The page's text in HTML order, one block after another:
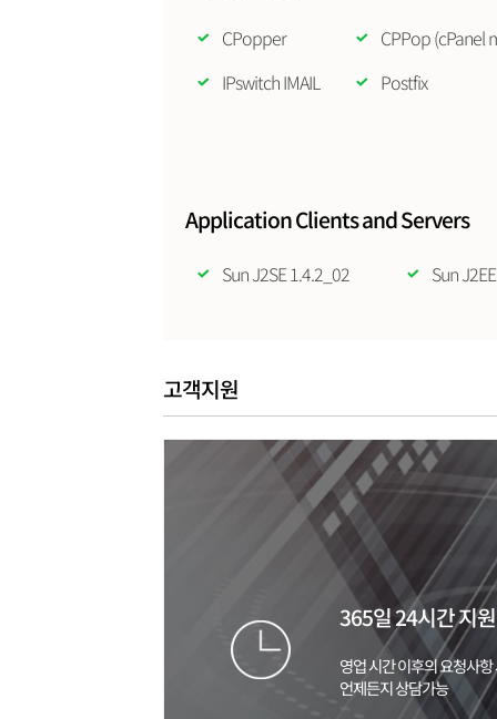
CPopper
CPPop (cPanel
IPswitch IMAIL
Postfix
Application Clients and Servers
Sun J2SE 1.4.2_02 Sun
고객지원
365일 24시간 지원
영업 시간 이후의 요청사항
언제든지 상담가능